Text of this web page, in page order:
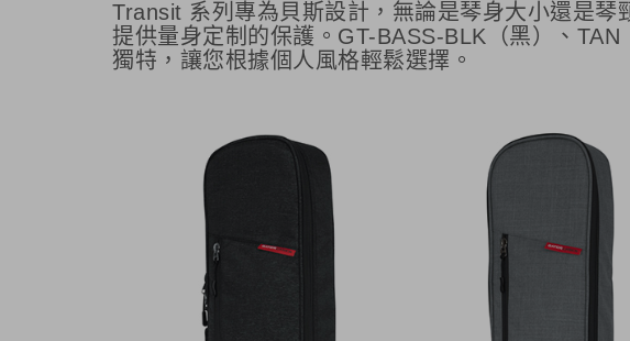
Transit 系列專為貝斯設計，無論是琴身大小還是琴
提供量身定制的保護。GT-BASS-BLK（黑）、
獨特，讓您根據個人風格輕鬆選擇。